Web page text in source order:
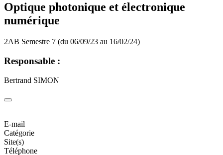
Optique photonique et électronique
numérique
2AB Semestre 7 (du 06/09/23 au 16/02/24)
Responsable :
Bertrand SIMON
E-mail
Catégorie
Site(s)
Téléphone